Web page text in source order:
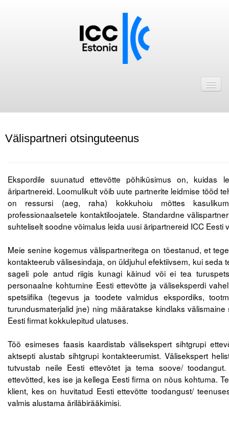
ICC Eesti liikmebaas
Astu ICC Eesti liikmeks!
Kalender
ICC Eesti
Tegevused
Publikatsioonid
Arvamus
Viidad
ICC komisjonid
Digiraamatukogu
Juhendid ja väljaanded
Välispartneri otsinguteenus
Ekspordile suunatud ettevõtte põhiküsimus on, kuidas
äripartnereid. Loomulikult võib uute partnerite leidmise tööd
on ressursi (aeg, raha) kokkuhoiu mõttes
professionaalsetele kontaktiloojatele. Standardne
suhteliselt soodne võimalus leida uusi äripartnereid ICC
Meie senine kogemus välispartneritega on tõestanud, et
kontakteerub välisesindaja, on üldjuhul efektiivsem, kui seda
sageli pole antud riigis kunagi käinud või ei tea
personaalne kohtumine Eesti ettevõtte ja väliseksperdi
spetsiifika (tegevus ja toodete valmidus ekspordiks,
turundusmaterjalid jne) ning määratakse kindlaks
Eesti firmat kokkulepitud ulatuses.
Töö esimeses faasis kaardistab välisekspert sihtgrupi
aktsepti alustab sihtgrupi kontakteerumist. Välisekspert
tutvustab neile Eesti ettevõtet ja tema soove/
ettevõtted, kes ise ja kellega Eesti firma on nõus kohtuma.
klient, kes on huvitatud Eesti ettevõtte toodangust/
valmis alustama äriläbirääkimisi.